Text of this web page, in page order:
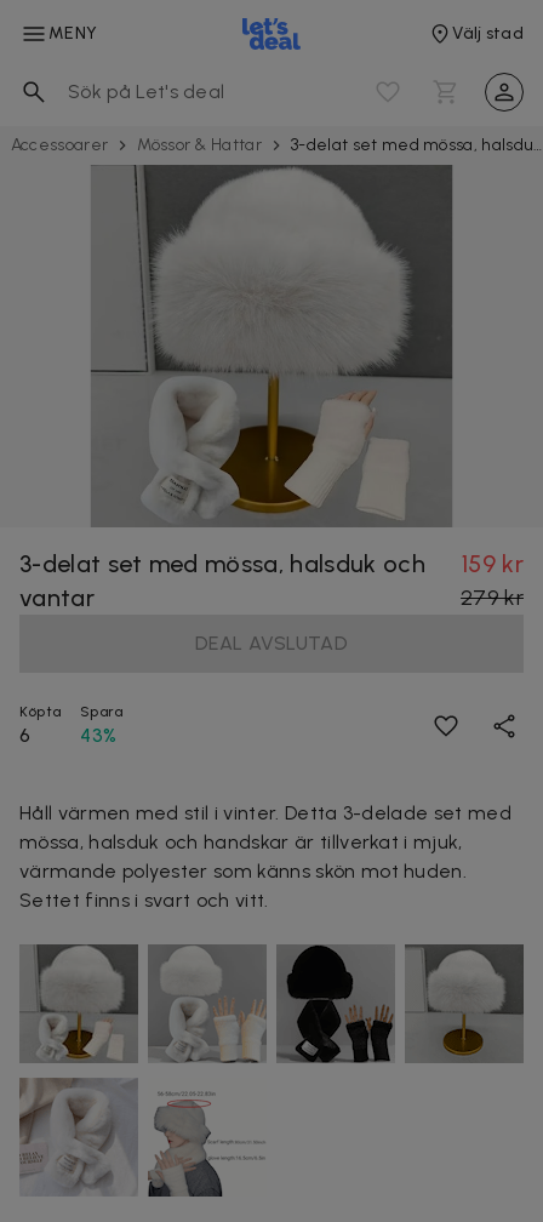
MENY Välj stad
Acces­soarer Mössor & Hattar 3-delat set med mössa, halsduk och vantar
3-delat set med mössa, halsduk och
vantar
159 kr
279 kr
DEAL AVSLUTAD
Köpta
6
Spara
43%
Håll värmen med stil i vinter. Detta 3-delade set med
mössa, halsduk och handskar är tillverkat i mjuk,
värmande polyester som känns skön mot huden.
Settet finns i svart och vitt.